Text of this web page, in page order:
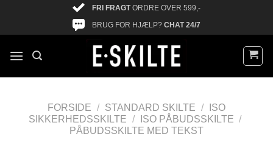
FRI FRAGTORDRE OVER 599,-
BRUG FOR HJÆLP? CHAT 24/7
FORSIDE / STANDARD SKILTE /
ISO
SIKKERHEDSSKILTE / ISO PÅBUDSSKILTE /
PÅBUDSSKILTE MED TEKST